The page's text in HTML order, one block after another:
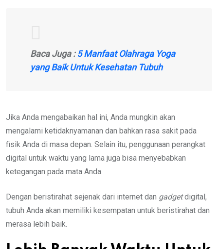
Baca Juga :5 Manfaat Olahraga Yoga
yang Baik Untuk Kesehatan Tubuh
Jika Anda mengabaikan hal ini, Anda mungkin akan
mengalami ketidaknyamanan dan bahkan rasa sakit pada
fisik Anda di masa depan. Selain itu, penggunaan perangkat
digital untuk waktu yang lama juga bisa menyebabkan
ketegangan pada mata Anda.
Dengan beristirahat sejenak dari internet dan gadgetdigital,
tubuh Anda akan memiliki kesempatan untuk beristirahat dan
merasa lebih baik.